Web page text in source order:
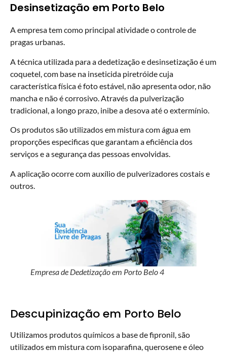
Desinsetização em Porto Belo
A empresa tem como principal atividade o controle de
pragas urbanas.
A técnica utilizada para a dedetização e desinsetização é um
coquetel, com base na inseticida piretróide cuja
característica física é foto estável, não apresenta odor, não
mancha e não é corrosivo. Através da pulverização
tradicional, a longo prazo, inibe a desova até o extermínio.
Os produtos são utilizados em mistura com água em
proporções especificas que garantam a eficiência dos
serviços e a segurança das pessoas envolvidas.
A aplicação ocorre com auxílio de pulverizadores costais e
outros.
Empresa de Dedetização em Porto Belo 4
Descupinização em Porto Belo
Utilizamos produtos químicos a base de fipronil, são
utilizados em mistura com isoparafina, querosene e óleo